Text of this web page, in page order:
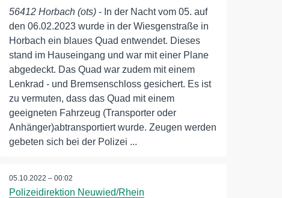
56412 Horbach (ots) - In der Nacht vom 05. auf
den 06.02.2023 wurde in der Wiesgenstraße in
Horbach ein blaues Quad entwendet. Dieses
stand im Hauseingang und war mit einer Plane
abgedeckt. Das Quad war zudem mit einem
Lenkrad - und Bremsenschloss gesichert. Es ist
zu vermuten, dass das Quad mit einem
geeigneten Fahrzeug (Transporter oder
Anhänger)abtransportiert wurde. Zeugen werden
gebeten sich bei der Polizei ...
05.10.2022 – 00:02
Polizeidirektion Neuwied/Rhein